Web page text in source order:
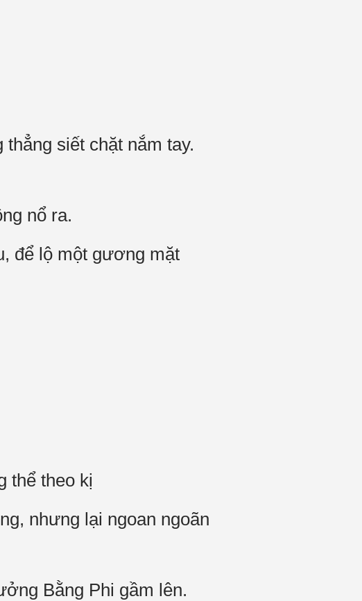
siết chặt nắm tay.
nổ ra.
để lộ một gương mặt
thể theo kị
nhưng lại ngoan ngoãn
Bằng Phi gầm lên.